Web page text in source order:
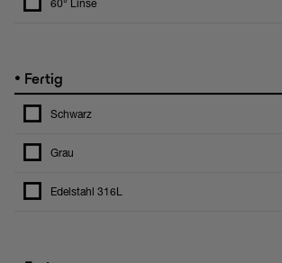
60° Linse
• Fertig
Schwarz
Grau
Edelstahl 316L